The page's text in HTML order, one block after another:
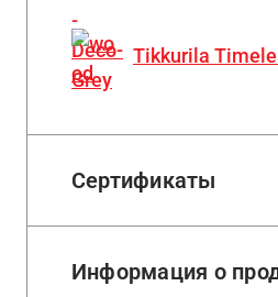
Tikkurila
Сертификаты
Информация о